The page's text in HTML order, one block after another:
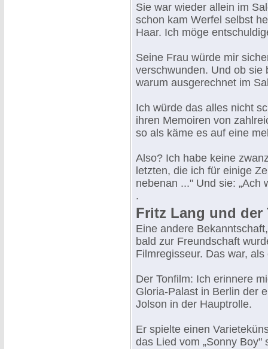
Sie war wieder allein im
schon kam Werfel selbst
Haar. Ich möge
Seine Frau würde mir
verschwunden. Und ob sie
warum ausgerechnet im
Ich würde das alles nicht
ihren Memoiren von
so als käme es auf eine
Also? Ich habe keine
letzten, die ich für einige
nebenan ..." Und sie: „Ach
.
Fritz Lang und der
Eine andere
bald zur Freundschaft
Filmregisseur. Das war,
Der Tonfilm: Ich erinnere
Gloria-Palast in Berlin der
Jolson in der Hauptrolle.
Er spielte einen
das Lied vom „Sonny